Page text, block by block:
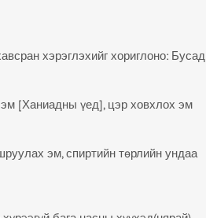
хэрэглэхийг хориглоно: Бусад
үед], цэр ховхлох эм
эм, спиртийн төрлийн ундаа